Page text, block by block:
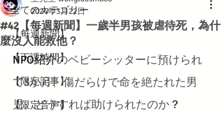
全てのカテゴリー
【每週新聞】
【下課時間】
【限定記事】
【限定音声】
#42【每週新聞】一歲半男孩被虐待死，為什
麼沒人能救他？
2024年3月22日
NPO紹介のベビーシッターに預けられ
て3か月、傷だらけで命を絶たれた男
児。どうすれば助けられたのか ？